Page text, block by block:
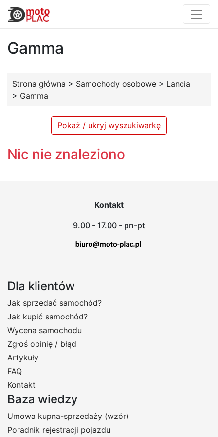
Gamma
Strona główna > Samochody osobowe > Lancia
> Gamma
Pokaż / ukryj wyszukiwarkę
Nic nie znaleziono
Kontakt
9.00 - 17.00 - pn-pt
Dla klientów
Jak sprzedać samochód?
Jak kupić samochód?
Wycena samochodu
Zgłoś opinię / błąd
Artykuły
FAQ
Kontakt
Baza wiedzy
Umowa kupna-sprzedaży (wzór)
Poradnik rejestracji pojazdu